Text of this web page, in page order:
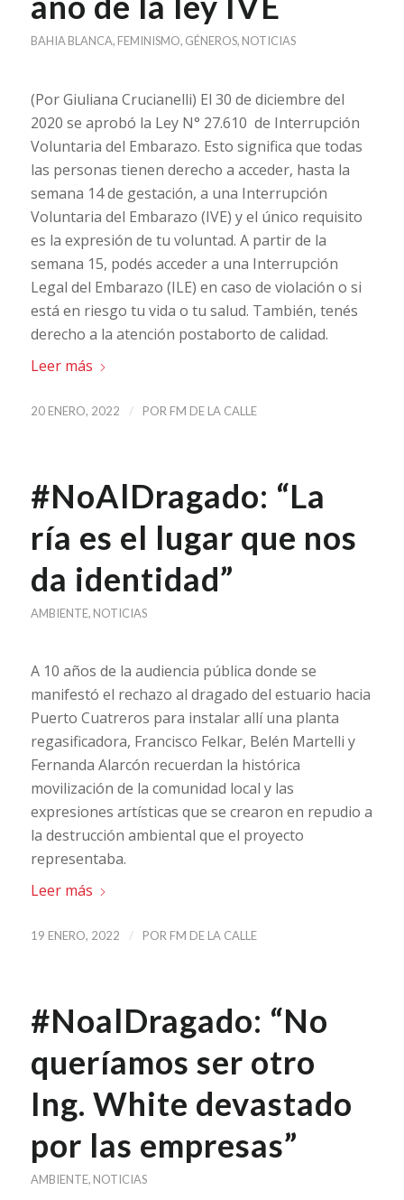
BAHIA BLANCA, FEMINISMO, GÉNEROS, NOTICIAS
(Por Giuliana Crucianelli) El 30 de diciembre del
2020 se aprobó la Ley N° 27.610 de Interrupción
Voluntaria del Embarazo. Esto significa que todas
las personas tienen derecho a acceder, hasta la
semana 14 de gestación, a una Interrupción
Voluntaria del Embarazo (IVE) y el único requisito
es la expresión de tu voluntad. A partir de la
semana 15, podés acceder a una Interrupción
Legal del Embarazo (ILE) en caso de violación o si
está en riesgo tu vida o tu salud. También, tenés
derecho a la atención postaborto de calidad.
Leer más
20 ENERO, 2022 / POR FM DE LA CALLE
#NoAlDragado: “La
ría es el lugar que nos
da identidad”
AMBIENTE, NOTICIAS
A 10 años de la audiencia pública donde se
manifestó el rechazo al dragado del estuario hacia
Puerto Cuatreros para instalar allí una planta
regasificadora, Francisco Felkar, Belén Martelli y
Fernanda Alarcón recuerdan la histórica
movilización de la comunidad local y las
expresiones artísticas que se crearon en repudio a
la destrucción ambiental que el proyecto
representaba.
Leer más
19 ENERO, 2022 / POR FM DE LA CALLE
#NoalDragado: “No
queríamos ser otro
Ing. White devastado
por las empresas”
AMBIENTE, NOTICIAS